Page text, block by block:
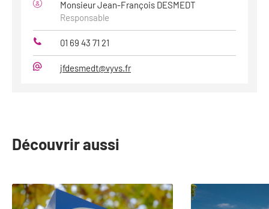
Monsieur Jean-François DESMEDT
Responsable
Téléphone
01 69 43 71 21
jfdesmedt@vyvs.fr
Découvrir aussi
slide
1